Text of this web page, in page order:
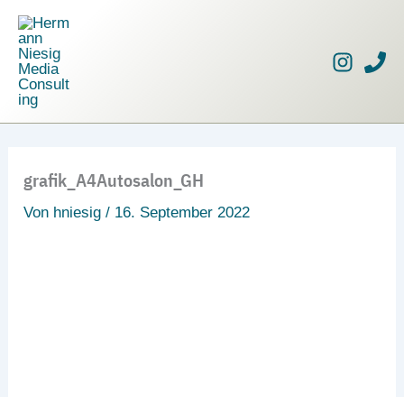
Zum
Inhalt
springen
grafik_A4Autosalon_GH
Von hniesig/ 16. September 2022